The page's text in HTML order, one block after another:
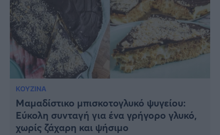
ΚΟΥΖΙΝΑ
Μαμαδίστικο μπισκοτογλυκό ψυγείου:
Εύκολη συνταγή για ένα γρήγορο γλυκό,
χωρίς ζάχαρη και ψήσιμο